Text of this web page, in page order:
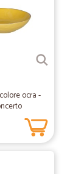
ocra -